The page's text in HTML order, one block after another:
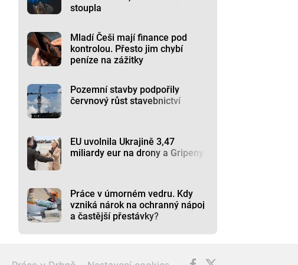
stoupla
Mladí Češi mají finance pod
kontrolou. Přesto jim chybí
peníze na zážitky
Pozemní stavby podpořily
červnový růst stavebnictví
EU uvolnila Ukrajině 3,47
miliardy eur na drony a Gripeny
Práce v úmorném vedru. Kdy
vzniká nárok na ochranný nápoj
a častější přestávky?